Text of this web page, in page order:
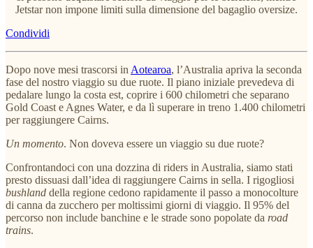
Jetstar non impone limiti sulla dimensione del bagaglio oversize.
Condividi
Dopo nove mesi trascorsi in Aotearoa, l’Australia apriva la seconda
fase del nostro viaggio su due ruote. Il piano iniziale prevedeva di
pedalare lungo la costa est, coprire i 600 chilometri che separano
Gold Coast e Agnes Water, e da lì superare in treno 1.400 chilometri
per raggiungere Cairns.
Un momento. Non doveva essere un viaggio su due ruote?
Confrontandoci con una dozzina di riders in Australia, siamo stati
presto dissuasi dall’idea di raggiungere Cairns in sella. I rigogliosi
bushland della regione cedono rapidamente il passo a monocolture
di canna da zucchero per moltissimi giorni di viaggio. Il 95% del
percorso non include banchine e le strade sono popolate da road
trains.